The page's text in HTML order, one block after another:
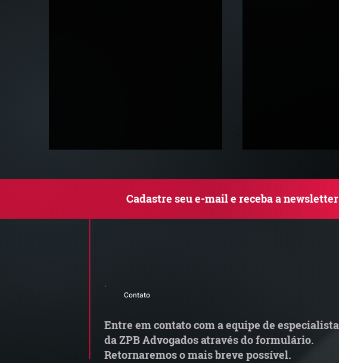
Alerta de Tentativa de
Cadastre seu e-mail e receba a
Contato
Entre em contato com a equipe de
da ZPB Advogados através do formulário.
Retornaremos o mais breve possível.